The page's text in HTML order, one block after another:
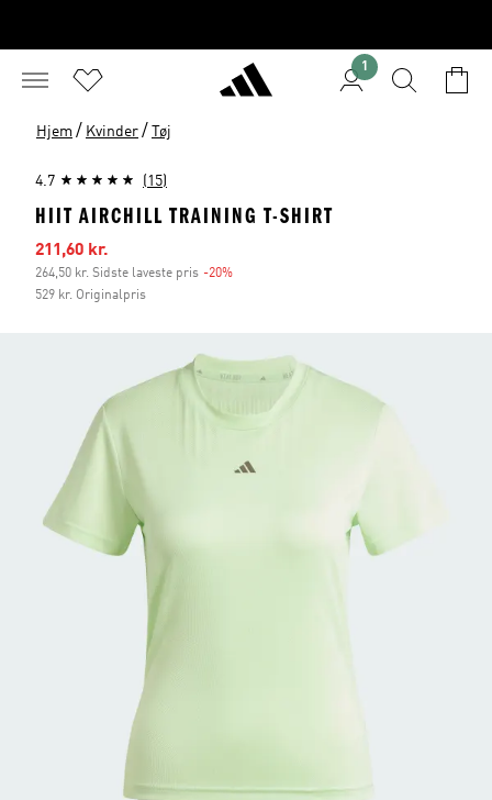
1
Hjem / Kvinder / Tøj
4.7 (15)
HIIT AIRCHILL TRAINING T-SHIRT
Udsalgspris
211,60 kr.
264,50 kr. Sidste laveste pris -20%
529 kr. Originalpris